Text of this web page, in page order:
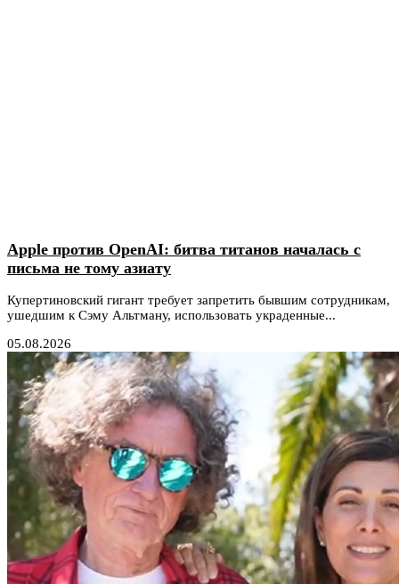
Apple против OpenAI: битва титанов началась с
письма не тому азиату
Купертиновский гигант требует запретить бывшим сотрудникам,
ушедшим к Сэму Альтману, использовать украденные...
05.08.2026